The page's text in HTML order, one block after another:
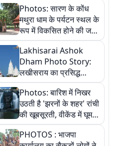
Photos: सारण के कोंध
मथुरा धाम के पर्यटन स्थल के
रूप में विकसित होने की जगी
आस, 9 तस्वीरों में देखें पूरी
कहानी
Lakhisarai Ashok
Dham Photo Story:
लखीसराय का प्रसिद्ध
अशोक धाम—आस्था,
श्रृंगार, अनुष्ठान और
अलौकिक संध्या आरती के
विहंगम दृश्य
Photos: बारिश में निखर
उठती है 'झरनों के शहर' रांची
की खूबसूरती, वीकेंड में घूम
आएं ये 5 वादियां
PHOTOS : भाजपा